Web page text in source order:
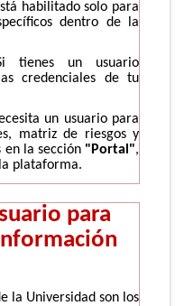
habilitado solo para
dentro de la
tienes un usuario
credenciales de tu
un usuario para
matriz de riesgos y
en la sección "Portal",
plataforma.
para
la Universidad son los